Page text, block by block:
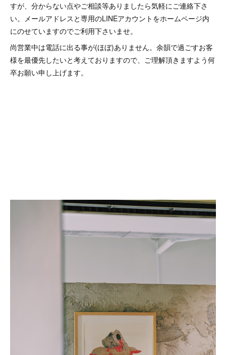
すが、分からない点やご相談等ありましたら気軽にご連絡下さ
い。メールアドレスと専用のLINEアカウントをホームページ内
にのせていますのでご利用下さいませ。
尚営業中は電話に出る事が(ほぼ)ありません。余韻で過ごすお客
様を最優先したいと考えておりますので、ご理解頂きますよう何
卒お願い申し上げます。